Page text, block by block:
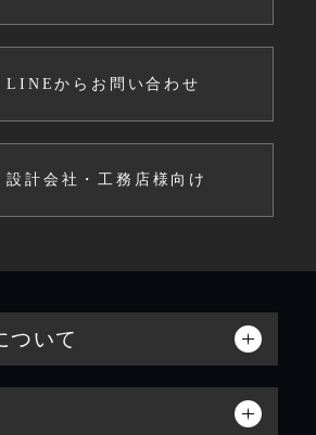
LINEからお問い合わせ
設計会社・工務店様向け
ついて